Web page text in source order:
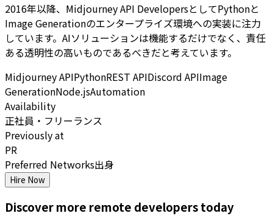
2016年以降、Midjourney API DevelopersとしてPythonと
Image Generationのエンタープライズ環境への実装に注力
しています。AIソリューションは機能するだけでなく、責任
ある透明性の高いものであるべきだと考えています。
Midjourney APIPythonREST APIDiscord APIImage
GenerationNode.jsAutomation
Availability
正社員・フリーランス
Previously at
PR
Preferred Networks出身
Hire Now
Discover more remote developerstoday